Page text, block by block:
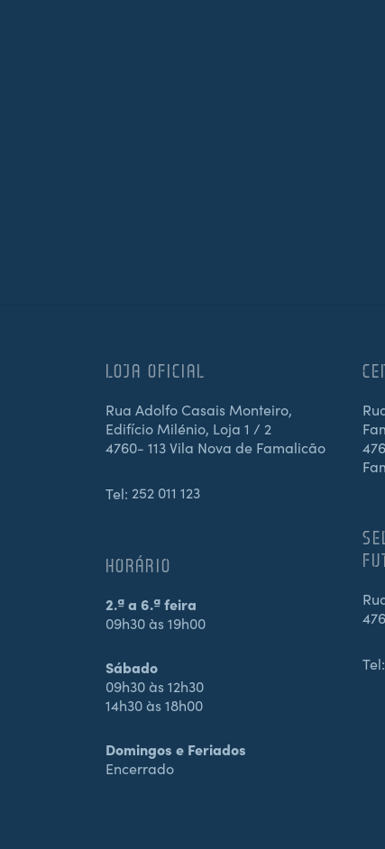
LOJA OFICIAL
Rua Adolfo Casais Monteiro,
Edifício Milénio, Loja 1 / 2
4760- 113 Vila Nova de Famalicão
Tel: 252 011 123
HORÁRIO
2.ª a 6.ª feira
09h30 às 19h00
Sábado
09h30 às 12h30
14h30 às 18h00
Domingos e Feriados
Encerrado
Tel: